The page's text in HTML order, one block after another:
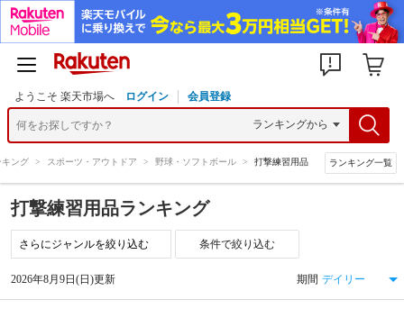
ようこそ 楽天市場へ ログイン 会員登録
キング > スポーツ・アウトドア > 野球・ソフトボール > 打撃練習用品 ランキング一覧
打撃練習用品ランキング
条件で絞り込む
2026年8月9日(日)更新 期間